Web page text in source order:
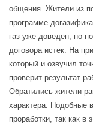
общения. Жители из
программе
газ уже доведен, но
договора истек. На
который и озвучил
проверит результат
Обратились жители
характера. Подобные
проработки, так как